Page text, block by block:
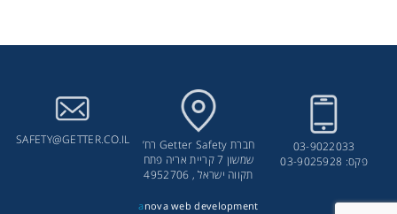
03-9022033
פקס: 03-9025928
חברת Getter Safety רח’
שמשון 7 קריית אריה פתח
תקווה ישראל , 4952706
SAFETY@GETTER.CO.IL
a nova web development